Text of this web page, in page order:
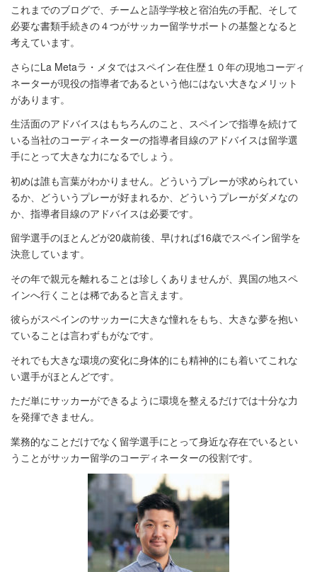
これまでのブログで、チームと語学学校と宿泊先の手配、そして
必要な書類手続きの４つがサッカー留学サポートの基盤となると
考えています。
さらにLa Metaラ・メタではスペイン在住歴１０年の現地コーディ
ネーターが現役の指導者であるという他にはない大きなメリット
があります。
生活面のアドバイスはもちろんのこと、スペインで指導を続けて
いる当社のコーディネーターの指導者目線のアドバイスは留学選
手にとって大きな力になるでしょう。
初めは誰も言葉がわかりません。どういうプレーが求められてい
るか、どういうプレーが好まれるか、どういうプレーがダメなの
か、指導者目線のアドバイスは必要です。
留学選手のほとんどが20歳前後、早ければ16歳でスペイン留学を
決意しています。
その年で親元を離れることは珍しくありませんが、異国の地スペ
インへ行くことは稀であると言えます。
彼らがスペインのサッカーに大きな憧れをもち、大きな夢を抱い
ていることは言わずもがなです。
それでも大きな環境の変化に身体的にも精神的にも着いてこれな
い選手がほとんどです。
ただ単にサッカーができるように環境を整えるだけでは十分な力
を発揮できません。
業務的なことだけでなく留学選手にとって身近な存在でいるとい
うことがサッカー留学のコーディネーターの役割です。